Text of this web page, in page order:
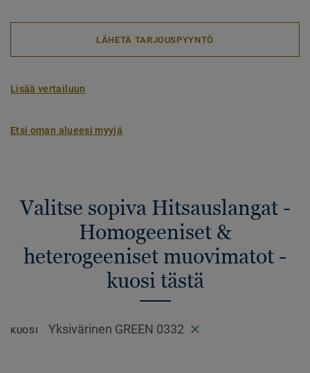
LÄHETÄ TARJOUSPYYNTÖ
Lisää vertailuun
Etsi oman alueesi myyjä
Valitse sopiva Hitsauslangat -
Homogeeniset &
heterogeeniset muovimatot -
kuosi tästä
KUOSI Yksivärinen GREEN 0332